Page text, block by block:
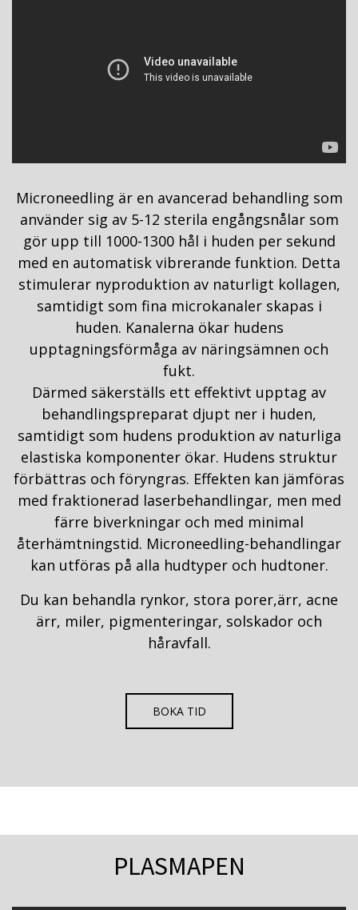
Microneedling är en avancerad behandling som
använder sig av 5-12 sterila engångsnålar som
gör upp till 1000-1300 hål i huden per sekund
med en automatisk vibrerande funktion. Detta
stimulerar nyproduktion av naturligt kollagen,
samtidigt som fina microkanaler skapas i
huden. Kanalerna ökar hudens
upptagningsförmåga av näringsämnen och
fukt.
Därmed säkerställs ett effektivt upptag av
behandlingspreparat djupt ner i huden,
samtidigt som hudens produktion av naturliga
elastiska komponenter ökar. Hudens struktur
förbättras och föryngras. Effekten kan jämföras
med fraktionerad laserbehandlingar, men med
färre biverkningar och med minimal
återhämtningstid. Microneedling-behandlingar
kan utföras på alla hudtyper och hudtoner.
Du kan behandla rynkor, stora porer,ärr, acne
ärr, miler, pigmenteringar, solskador och
håravfall.
BOKA TID
PLASMAPEN